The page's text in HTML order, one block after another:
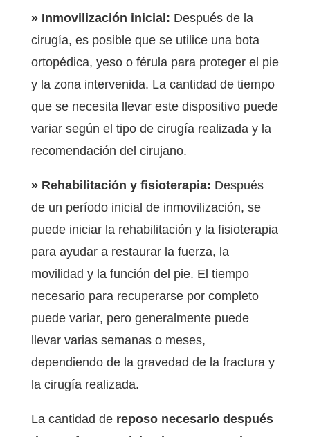
» Inmovilización inicial: Después de la
cirugía, es posible que se utilice una bota
ortopédica, yeso o férula para proteger el pie
y la zona intervenida. La cantidad de tiempo
que se necesita llevar este dispositivo puede
variar según el tipo de cirugía realizada y la
recomendación del cirujano.
» Rehabilitación y fisioterapia: Después
de un período inicial de inmovilización, se
puede iniciar la rehabilitación y la fisioterapia
para ayudar a restaurar la fuerza, ​​la
movilidad y la función del pie. El tiempo
necesario para recuperarse por completo
puede variar, pero generalmente puede
llevar varias semanas o meses,
dependiendo de la gravedad de la fractura y
la cirugía realizada.
La cantidad de reposo necesario después